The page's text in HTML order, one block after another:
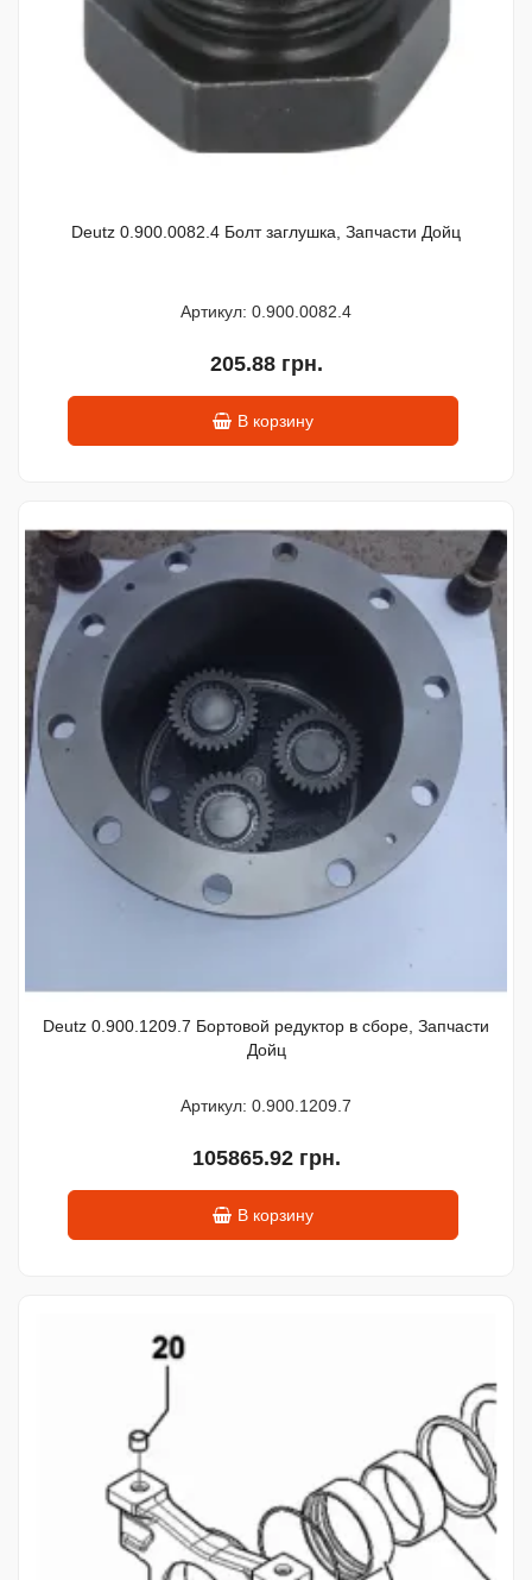
Deutz 0.900.0082.4 Болт заглушка, Запчасти Дойц
Артикул: 0.900.0082.4
205.88 грн.
В корзину
Deutz 0.900.1209.7 Бортовой редуктор в сборе, Запчасти
Дойц
Артикул: 0.900.1209.7
105865.92 грн.
В корзину